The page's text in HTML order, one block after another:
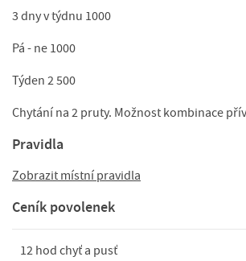
3 dny v týdnu 1000
Pá - ne 1000
Týden 2 500
Chytání na 2 pruty. Možnost kombinace
Pravidla
Zobrazit místní pravidla
Ceník povolenek
12 hod chyť a pusť